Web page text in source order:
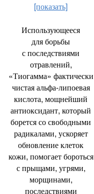
[показать]
Использующееся
для борьбы
с последствиями
отравлений,
«Тиогамма» фактически
чистая альфа-липоевая
кислота, мощнейший
антиоксидант, который
борется со свободными
радикалами, ускоряет
обновление клеток
кожи, помогает бороться
с прыщами, угрями,
морщинами,
последствиями